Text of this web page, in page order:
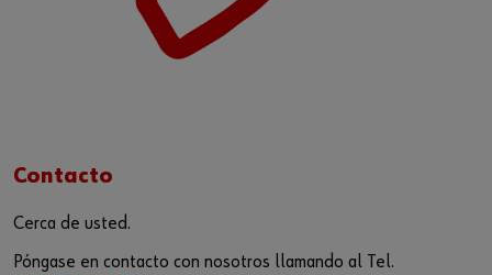
Contacto
Cerca de usted.
Póngase en contacto con nosotros llamando al Tel.